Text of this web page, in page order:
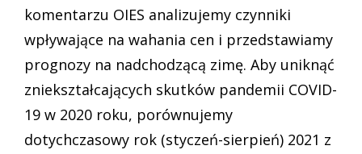
komentarzu OIES analizujemy czynniki
wpływające na wahania cen i przedstawiamy
prognozy na nadchodzącą zimę. Aby uniknąć
zniekształcających skutków pandemii COVID-
19 w 2020 roku, porównujemy
dotychczasowy rok (styczeń-sierpień) 2021 z